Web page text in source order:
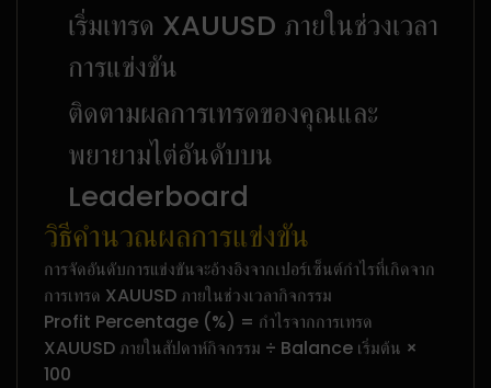
เริ่มเทรด XAUUSD ภายในช่วงเวลา
การแข่งขัน
ติดตามผลการเทรดของคุณและ
พยายามไต่อันดับบน
Leaderboard
วิธีคำนวณผลการแข่งขัน
การจัดอันดับการแข่งขันจะอ้างอิงจากเปอร์เซ็นต์กำไรที่เกิดจาก
การเทรด XAUUSD ภายในช่วงเวลากิจกรรม
Profit Percentage (%) = กำไรจากการเทรด
XAUUSD ภายในสัปดาห์กิจกรรม ÷ Balance เริ่มต้น ×
100